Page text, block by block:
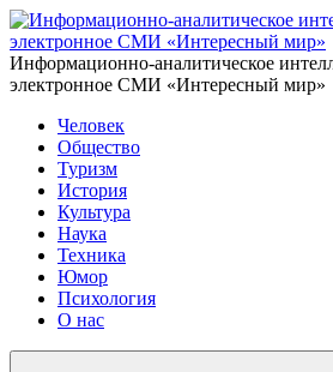
Информационно-аналитическое
электронное СМИ «Интересный мир»
Человек
Общество
Туризм
История
Культура
Наука
Техника
Юмор
Психология
О нас